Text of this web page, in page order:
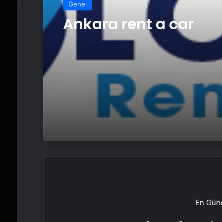
Genel
Ankara rent a car
En